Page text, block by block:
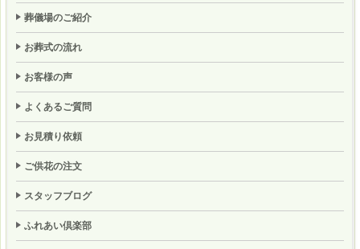
葬儀場のご紹介
お葬式の流れ
お客様の声
よくあるご質問
お見積り依頼
ご供花の注文
スタッフブログ
ふれあい倶楽部